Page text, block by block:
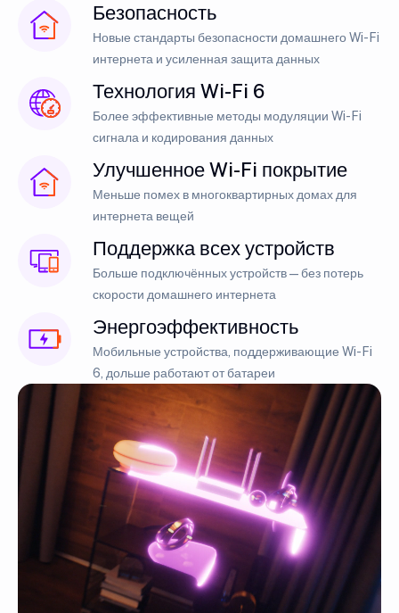
Безопасность
Новые стандарты безопасности домашнего Wi-Fi
интернета и усиленная защита данных
Технология Wi-Fi 6
Более эффективные методы модуляции Wi-Fi
сигнала и кодирования данных
Улучшенное Wi-Fi покрытие
Меньше помех в многоквартирных домах для
интернета вещей
Поддержка всех устройств
Больше подключённых устройств — без потерь
скорости домашнего интернета
Энергоэффективность
Мобильные устройства, поддерживающие Wi-Fi
6, дольше работают от батареи